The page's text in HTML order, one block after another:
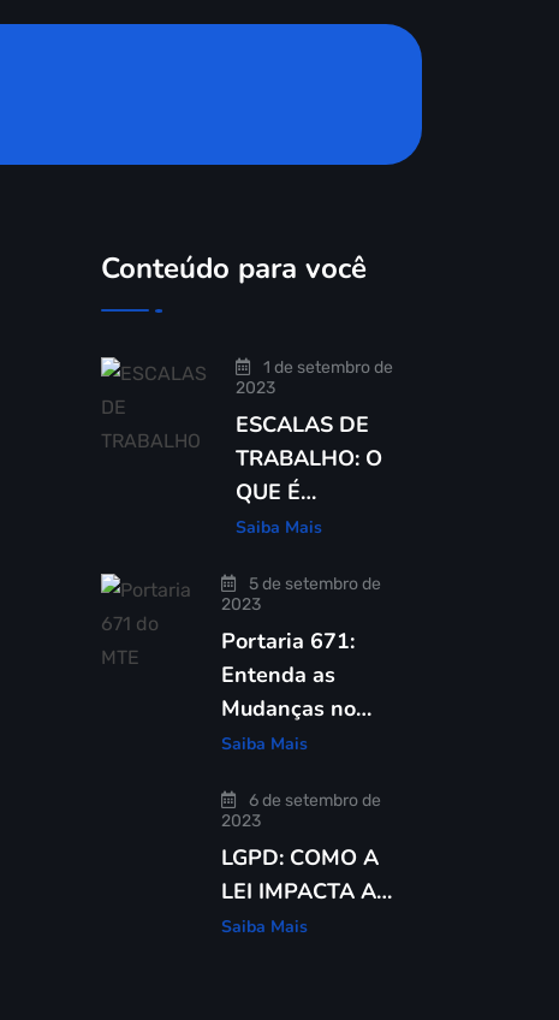
Conteúdo para você
1 de setembro de
2023
ESCALAS DE
TRABALHO: O
QUE É…
Saiba Mais
5 de setembro de
2023
Portaria 671:
Entenda as
Mudanças no…
Saiba Mais
6 de setembro de
2023
LGPD: COMO A
LEI IMPACTA A…
Saiba Mais